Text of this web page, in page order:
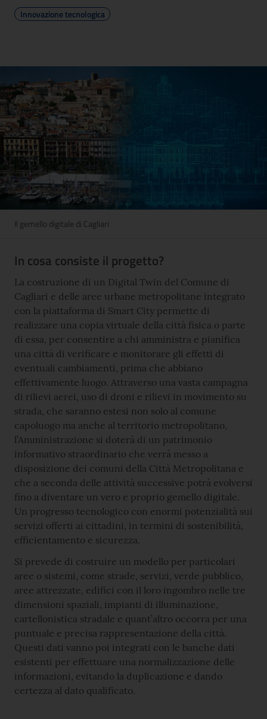
Innovazione tecnologica
Il gemello digitale di Cagliari
In cosa consiste il progetto?
La costruzione di un Digital Twin del Comune di
Cagliari e delle aree urbane metropolitane integrato
con la piattaforma di Smart City permette di
realizzare una copia virtuale della città fisica o parte
di essa, per consentire a chi amministra e pianifica
una città di verificare e monitorare gli effetti di
eventuali cambiamenti, prima che abbiano
effettivamente luogo. Attraverso una vasta campagna
di rilievi aerei, uso di droni e rilievi in movimento su
strada, che saranno estesi non solo al comune
capoluogo ma anche al territorio metropolitano,
l’Amministrazione si doterà di un patrimonio
informativo straordinario che verrà messo a
disposizione dei comuni della Città Metropolitana e
che a seconda delle attività successive potrà evolversi
fino a diventare un vero e proprio gemello digitale.
Un progresso tecnologico con enormi potenzialità sui
servizi offerti ai cittadini, in termini di sostenibilità,
efficientamento e sicurezza.
Si prevede di costruire un modello per particolari
aree o sistemi, come strade, servizi, verde pubblico,
aree attrezzate, edifici con il loro ingombro nelle tre
dimensioni spaziali, impianti di illuminazione,
cartellonistica stradale e quant’altro occorra per una
puntuale e precisa rappresentazione della città.
Questi dati vanno poi integrati con le banche dati
esistenti per effettuare una normalizzazione delle
informazioni, evitando la duplicazione e dando
certezza al dato qualificato.